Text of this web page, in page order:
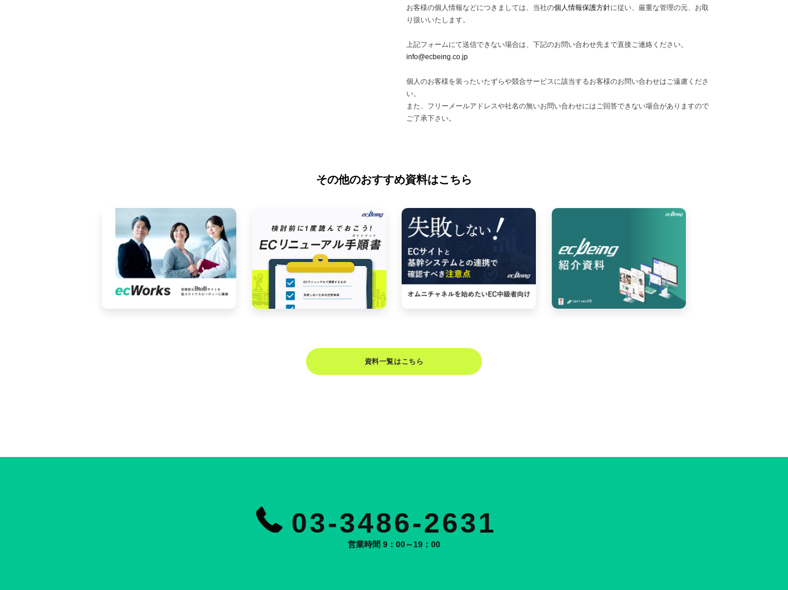
お客様の個人情報などにつきましては、当社の個人情報保護方針に従い、厳重な管理の元、お取
り扱いいたします。
上記フォームにて送信できない場合は、下記のお問い合わせ先まで直接ご連絡ください。
info@ecbeing.co.jp
個人のお客様を装ったいたずらや競合サービスに該当するお客様のお問い合わせはご遠慮くださ
い。
また、フリーメールアドレスや社名の無いお問い合わせにはご回答できない場合がありますので
ご了承下さい。
その他のおすすめ資料はこちら
資料一覧はこちら
03-3486-2631
営業時間 9：00～19：00